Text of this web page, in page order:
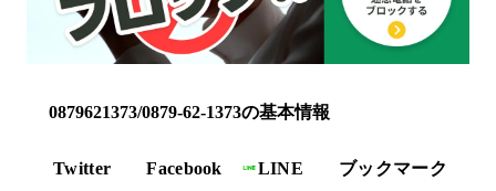
0879621373/0879-62-1373の基本情報
Twitter Facebook LINE
ブックマーク